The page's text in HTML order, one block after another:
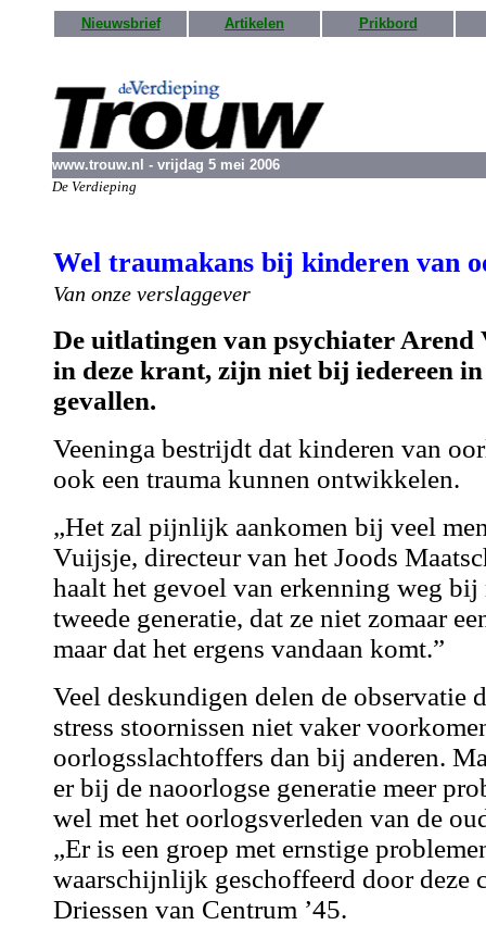
Nieuwsbrief Artikelen Prikbord
www.trouw.nl - vrijdag 5 mei 2006
De Verdieping
Wel traumakans bij kinderen van
Van onze verslaggever
De uitlatingen van psychiater Arend
in deze krant, zijn niet bij iedereen in
gevallen.
Veeninga bestrijdt dat kinderen van
ook een trauma kunnen ontwikkelen.
„Het zal pijnlijk aankomen bij veel
Vuijsje, directeur van het Joods
haalt het gevoel van erkenning weg bij
tweede generatie, dat ze niet zomaar
maar dat het ergens vandaan komt.”
Veel deskundigen delen de observatie
stress stoornissen niet vaker
oorlogsslachtoffers dan bij anderen.
er bij de naoorlogse generatie meer
wel met het oorlogsverleden van de
„Er is een groep met ernstige
waarschijnlijk geschoffeerd door deze
Driessen van Centrum ’45.